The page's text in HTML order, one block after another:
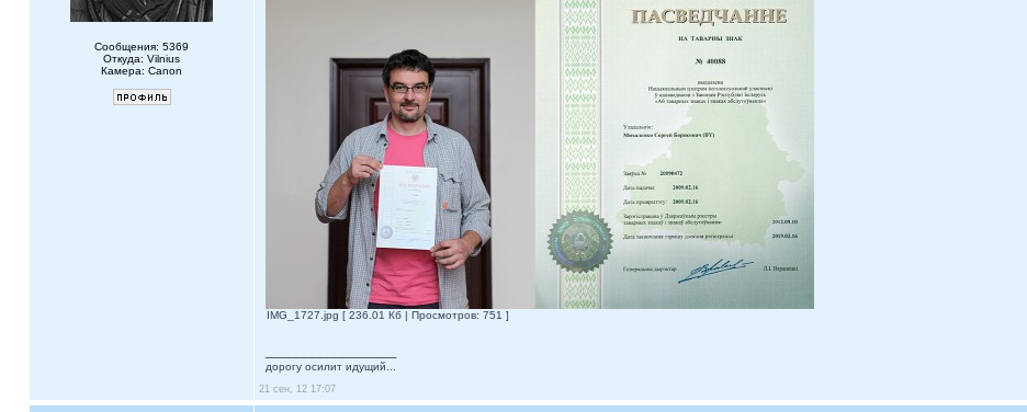
Сообщения: 5369
Откуда: Vilnius
Камера: Canon
IMG_1727.jpg [ 236.01 Кб | Просмотров: 751 ]
дорогу осилит идущий...
21 сен, 12 17:07